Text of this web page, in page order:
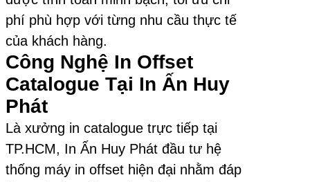
phí phù hợp với từng nhu cầu thực tế
của khách hàng.
Công Nghệ In Offset
Catalogue Tại In Ấn Huy
Phát
Là xưởng in catalogue trực tiếp tại
TP.HCM, In Ấn Huy Phát đầu tư hệ
thống máy in offset hiện đại nhằm đáp